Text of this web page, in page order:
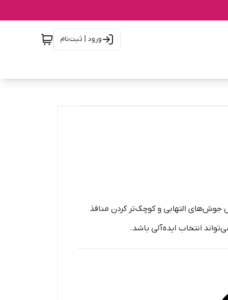
ورود | ثبت‌نام
التهابی و کوچک‌تر کردن منافذ
انتخاب ایده‌آلی باشد.